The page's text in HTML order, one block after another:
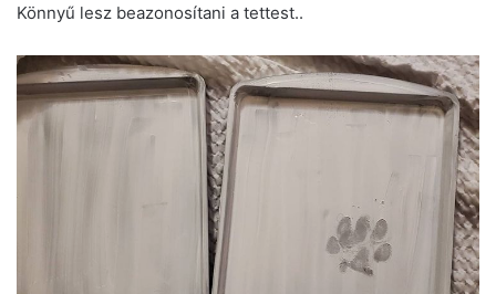
Könnyű lesz beazonosítani a tettest..